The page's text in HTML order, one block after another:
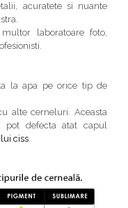
acuratete si nuante
laboratoare foto,
la apa pe orice tip de
alte cerneluri. Aceasta
pot defecta atat capul
ciss.